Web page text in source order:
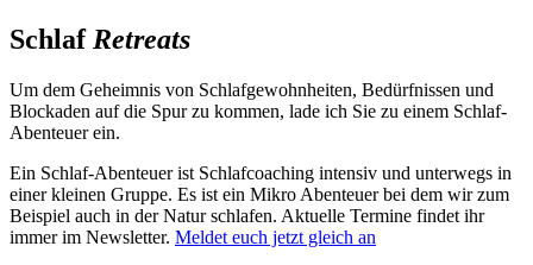
Schlaf Retreats
Um dem Geheimnis von Schlafgewohnheiten, Bedürfnissen und
Blockaden auf die Spur zu kommen, lade ich Sie zu einem Schlaf-
Abenteuer ein.
Ein Schlaf-Abenteuer ist Schlafcoaching intensiv und unterwegs in
einer kleinen Gruppe. Es ist ein Mikro Abenteuer bei dem wir zum
Beispiel auch in der Natur schlafen. Aktuelle Termine findet ihr
immer im Newsletter. Meldet euch jetzt gleich an